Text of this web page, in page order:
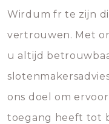
Wirdum fr te zijn
vertrouwen. Met
u altijd
ons doel om
toegang heeft tot